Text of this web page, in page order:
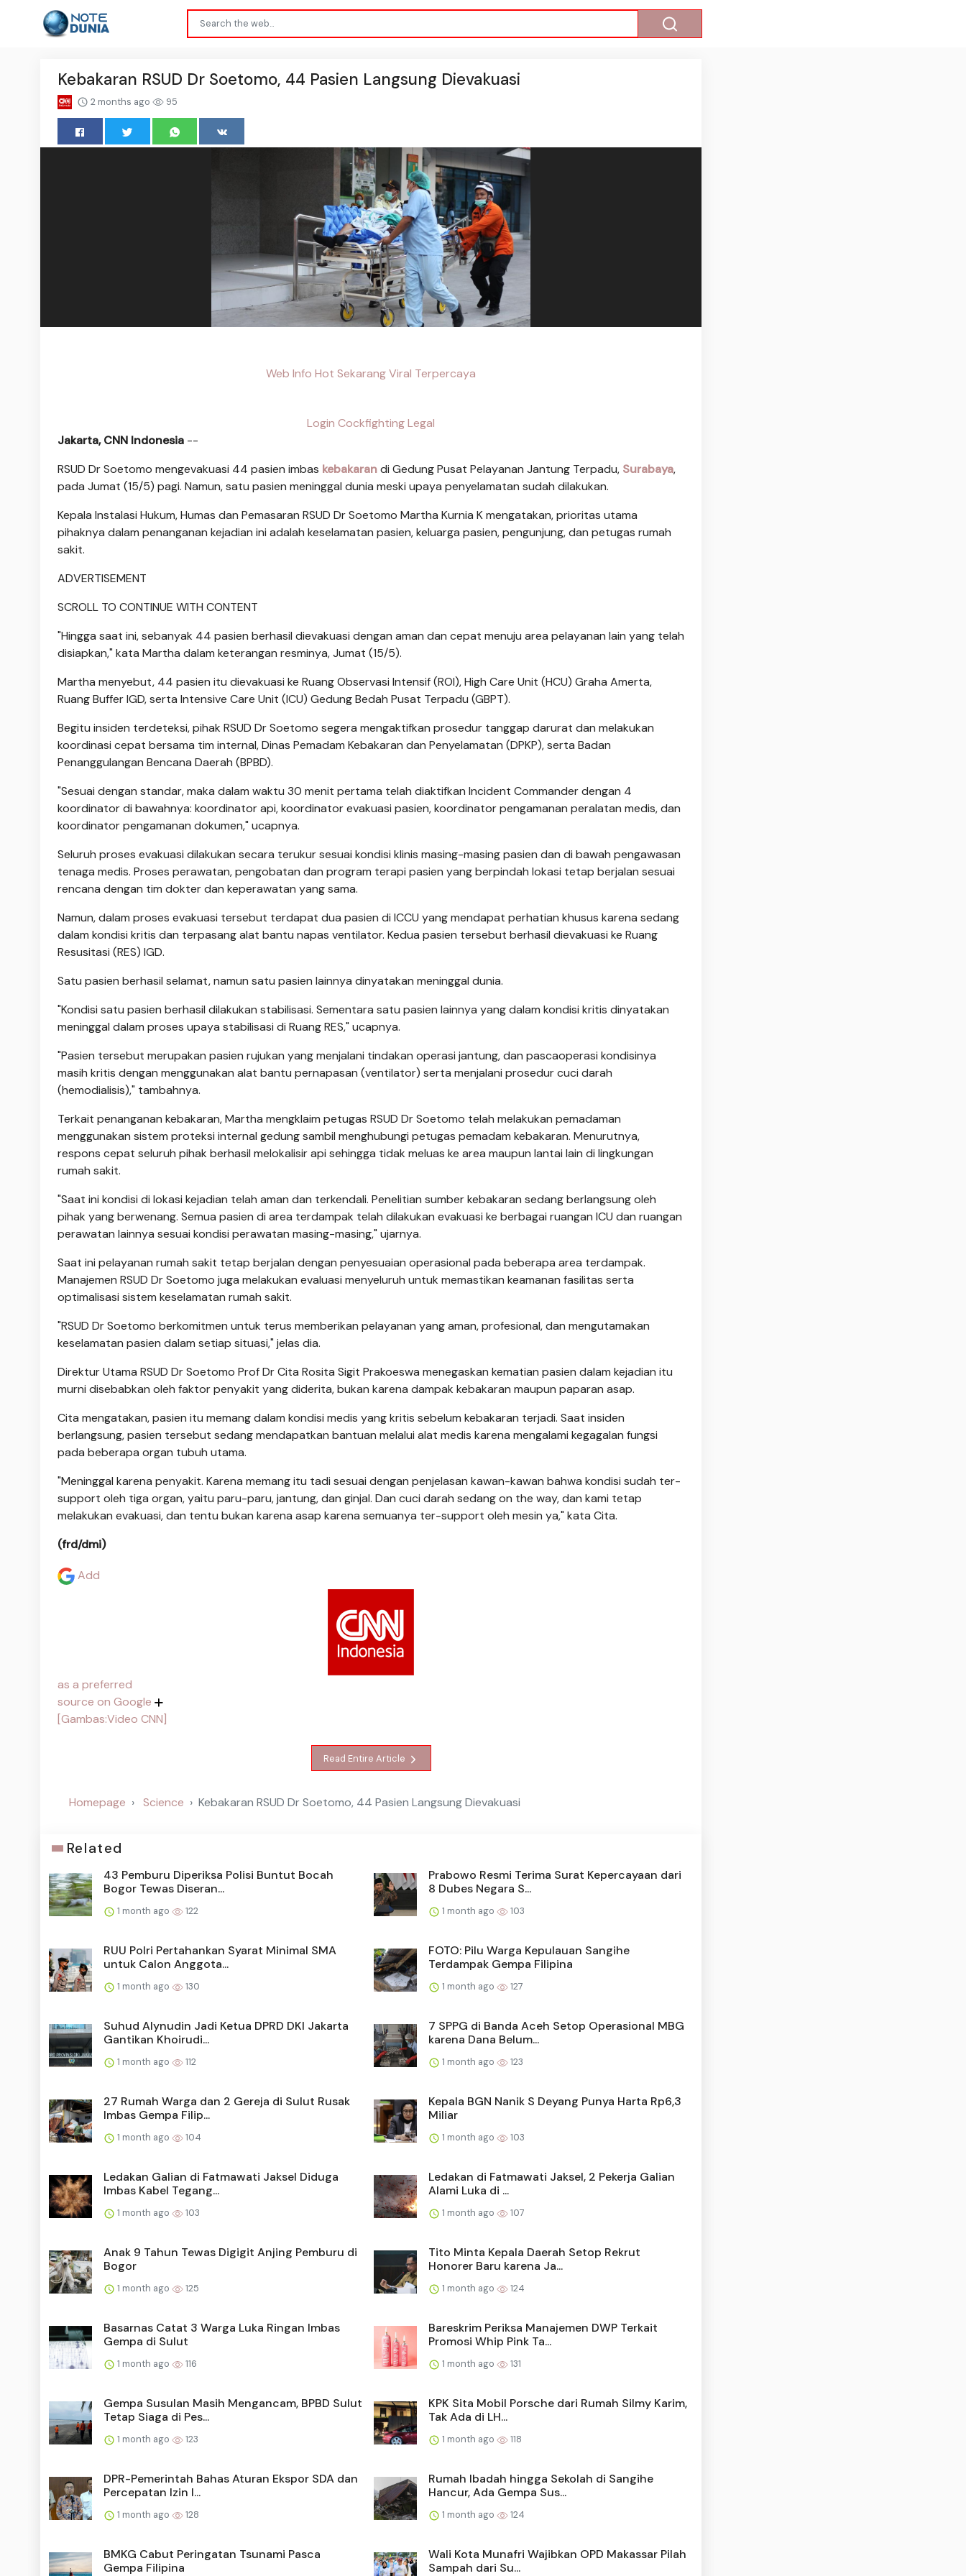
Kebakaran RSUD Dr Soetomo, 44 Pasien Langsung Dievakuasi
2 months ago 95
Web Info Hot Sekarang Viral Terpercaya
Login Cockfighting Legal
Jakarta, CNN Indonesia --
RSUD Dr Soetomo mengevakuasi 44 pasien imbas kebakarandi Gedung Pusat Pelayanan Jantung Terpadu, Surabaya,
pada Jumat (15/5) pagi. Namun, satu pasien meninggal dunia meski upaya penyelamatan sudah dilakukan.
Kepala Instalasi Hukum, Humas dan Pemasaran RSUD Dr Soetomo Martha Kurnia K mengatakan, prioritas utama
pihaknya dalam penanganan kejadian ini adalah keselamatan pasien, keluarga pasien, pengunjung, dan petugas rumah
sakit.
ADVERTISEMENT
SCROLL TO CONTINUE WITH CONTENT
"Hingga saat ini, sebanyak 44 pasien berhasil dievakuasi dengan aman dan cepat menuju area pelayanan lain yang telah
disiapkan," kata Martha dalam keterangan resminya, Jumat (15/5).
Martha menyebut, 44 pasien itu dievakuasi ke Ruang Observasi Intensif (ROI), High Care Unit (HCU) Graha Amerta,
Ruang Buffer IGD, serta Intensive Care Unit (ICU) Gedung Bedah Pusat Terpadu (GBPT).
Begitu insiden terdeteksi, pihak RSUD Dr Soetomo segera mengaktifkan prosedur tanggap darurat dan melakukan
koordinasi cepat bersama tim internal, Dinas Pemadam Kebakaran dan Penyelamatan (DPKP), serta Badan
Penanggulangan Bencana Daerah (BPBD).
"Sesuai dengan standar, maka dalam waktu 30 menit pertama telah diaktifkan Incident Commander dengan 4
koordinator di bawahnya: koordinator api, koordinator evakuasi pasien, koordinator pengamanan peralatan medis, dan
koordinator pengamanan dokumen," ucapnya.
Seluruh proses evakuasi dilakukan secara terukur sesuai kondisi klinis masing-masing pasien dan di bawah pengawasan
tenaga medis. Proses perawatan, pengobatan dan program terapi pasien yang berpindah lokasi tetap berjalan sesuai
rencana dengan tim dokter dan keperawatan yang sama.
Namun, dalam proses evakuasi tersebut terdapat dua pasien di ICCU yang mendapat perhatian khusus karena sedang
dalam kondisi kritis dan terpasang alat bantu napas ventilator. Kedua pasien tersebut berhasil dievakuasi ke Ruang
Resusitasi (RES) IGD.
Satu pasien berhasil selamat, namun satu pasien lainnya dinyatakan meninggal dunia.
"Kondisi satu pasien berhasil dilakukan stabilisasi. Sementara satu pasien lainnya yang dalam kondisi kritis dinyatakan
meninggal dalam proses upaya stabilisasi di Ruang RES," ucapnya.
"Pasien tersebut merupakan pasien rujukan yang menjalani tindakan operasi jantung, dan pascaoperasi kondisinya
masih kritis dengan menggunakan alat bantu pernapasan (ventilator) serta menjalani prosedur cuci darah
(hemodialisis)," tambahnya.
Terkait penanganan kebakaran, Martha mengklaim petugas RSUD Dr Soetomo telah melakukan pemadaman
menggunakan sistem proteksi internal gedung sambil menghubungi petugas pemadam kebakaran. Menurutnya,
respons cepat seluruh pihak berhasil melokalisir api sehingga tidak meluas ke area maupun lantai lain di lingkungan
rumah sakit.
"Saat ini kondisi di lokasi kejadian telah aman dan terkendali. Penelitian sumber kebakaran sedang berlangsung oleh
pihak yang berwenang. Semua pasien di area terdampak telah dilakukan evakuasi ke berbagai ruangan ICU dan ruangan
perawatan lainnya sesuai kondisi perawatan masing-masing," ujarnya.
Saat ini pelayanan rumah sakit tetap berjalan dengan penyesuaian operasional pada beberapa area terdampak.
Manajemen RSUD Dr Soetomo juga melakukan evaluasi menyeluruh untuk memastikan keamanan fasilitas serta
optimalisasi sistem keselamatan rumah sakit.
"RSUD Dr Soetomo berkomitmen untuk terus memberikan pelayanan yang aman, profesional, dan mengutamakan
keselamatan pasien dalam setiap situasi," jelas dia.
Direktur Utama RSUD Dr Soetomo Prof Dr Cita Rosita Sigit Prakoeswa menegaskan kematian pasien dalam kejadian itu
murni disebabkan oleh faktor penyakit yang diderita, bukan karena dampak kebakaran maupun paparan asap.
Cita mengatakan, pasien itu memang dalam kondisi medis yang kritis sebelum kebakaran terjadi. Saat insiden
berlangsung, pasien tersebut sedang mendapatkan bantuan melalui alat medis karena mengalami kegagalan fungsi
pada beberapa organ tubuh utama.
"Meninggal karena penyakit. Karena memang itu tadi sesuai dengan penjelasan kawan-kawan bahwa kondisi sudah ter-
support oleh tiga organ, yaitu paru-paru, jantung, dan ginjal. Dan cuci darah sedang on the way, dan kami tetap
melakukan evakuasi, dan tentu bukan karena asap karena semuanya ter-support oleh mesin ya," kata Cita.
(frd/dmi)
Add
as a preferred
source on Google
[Gambas:Video CNN]
Read Entire Article
Homepage Science Kebakaran RSUD Dr Soetomo, 44 Pasien Langsung Dievakuasi
Related
43 Pemburu Diperiksa Polisi Buntut Bocah
Bogor Tewas Diseran...
1 month ago 122
Prabowo Resmi Terima Surat Kepercayaan dari
8 Dubes Negara S...
1 month ago 103
RUU Polri Pertahankan Syarat Minimal SMA
untuk Calon Anggota...
1 month ago 130
FOTO: Pilu Warga Kepulauan Sangihe
Terdampak Gempa Filipina
1 month ago 127
Suhud Alynudin Jadi Ketua DPRD DKI Jakarta
Gantikan Khoirudi...
1 month ago 112
7 SPPG di Banda Aceh Setop Operasional MBG
karena Dana Belum...
1 month ago 123
27 Rumah Warga dan 2 Gereja di Sulut Rusak
Imbas Gempa Filip...
1 month ago 104
Kepala BGN Nanik S Deyang Punya Harta Rp6,3
Miliar
1 month ago 103
Ledakan Galian di Fatmawati Jaksel Diduga
Imbas Kabel Tegang...
1 month ago 103
Ledakan di Fatmawati Jaksel, 2 Pekerja Galian
Alami Luka di ...
1 month ago 107
Anak 9 Tahun Tewas Digigit Anjing Pemburu di
Bogor
1 month ago 125
Tito Minta Kepala Daerah Setop Rekrut
Honorer Baru karena Ja...
1 month ago 124
Basarnas Catat 3 Warga Luka Ringan Imbas
Gempa di Sulut
1 month ago 116
Bareskrim Periksa Manajemen DWP Terkait
Promosi Whip Pink Ta...
1 month ago 131
Gempa Susulan Masih Mengancam, BPBD Sulut
Tetap Siaga di Pes...
1 month ago 123
KPK Sita Mobil Porsche dari Rumah Silmy Karim,
Tak Ada di LH...
1 month ago 118
DPR-Pemerintah Bahas Aturan Ekspor SDA dan
Percepatan Izin I...
1 month ago 128
Rumah Ibadah hingga Sekolah di Sangihe
Hancur, Ada Gempa Sus...
1 month ago 124
BMKG Cabut Peringatan Tsunami Pasca
Gempa Filipina
Wali Kota Munafri Wajibkan OPD Makassar Pilah
Sampah dari Su...